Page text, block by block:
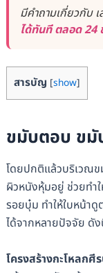
มีคำถามเกี่ยวกับ
ได้ทันที ตลอด 24
สารบัญ [show]
ขมับตอบ ขมั
โดยปกติแล้วบริเวณข
ผิวหนังหุ้มอยู่ ช่วยทำ
รอยบุ๋ม ทำให้ใบหน้า
ได้จากหลายปัจจัย ดั
โครงสร้างกะโหลกศี